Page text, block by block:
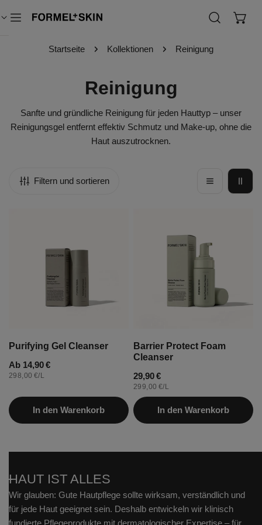
Inhalt springen
Startseite Kollektionen Reinigung
K
o
l
Reinigung
Sanfte und gründliche Reinigung für jeden Hauttyp – unser
Reinigungsgel entfernt effektiv Schmutz und Make-up, ohne die
Haut auszutrocknen.
Filtern und sortieren
Purifying Gel Cleanser
Regulärer
Preis
Ab 14,90 €
STÜCKPREIS
298,00 €/PRO
L
In den Warenkorb
Barrier Protect Foam
Cleanser
Regulärer
Preis
29,90 €
STÜCKPREIS
299,00 €/PRO
L
In den Warenkorb
HAUT IST ALLES
Wir glauben: Gute Hautpflege sollte wirksam, verständlich und
für jede Haut geeignet sein. Deshalb entwickeln wir klinisch
fundierte Pflegeprodukte mit dermatologischer Expertise – für